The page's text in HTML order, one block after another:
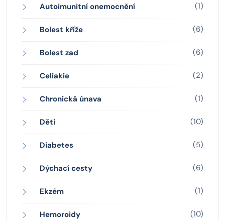
Autoimunitní onemocnění (1)
Bolest kříže (6)
Bolest zad (6)
Celiakie (2)
Chronická únava (1)
Děti (10)
Diabetes (5)
Dýchací cesty (6)
Ekzém (1)
Hemoroidy (10)